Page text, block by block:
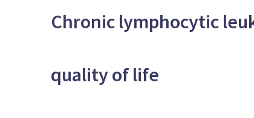
Chronic lymphocytic
quality of life